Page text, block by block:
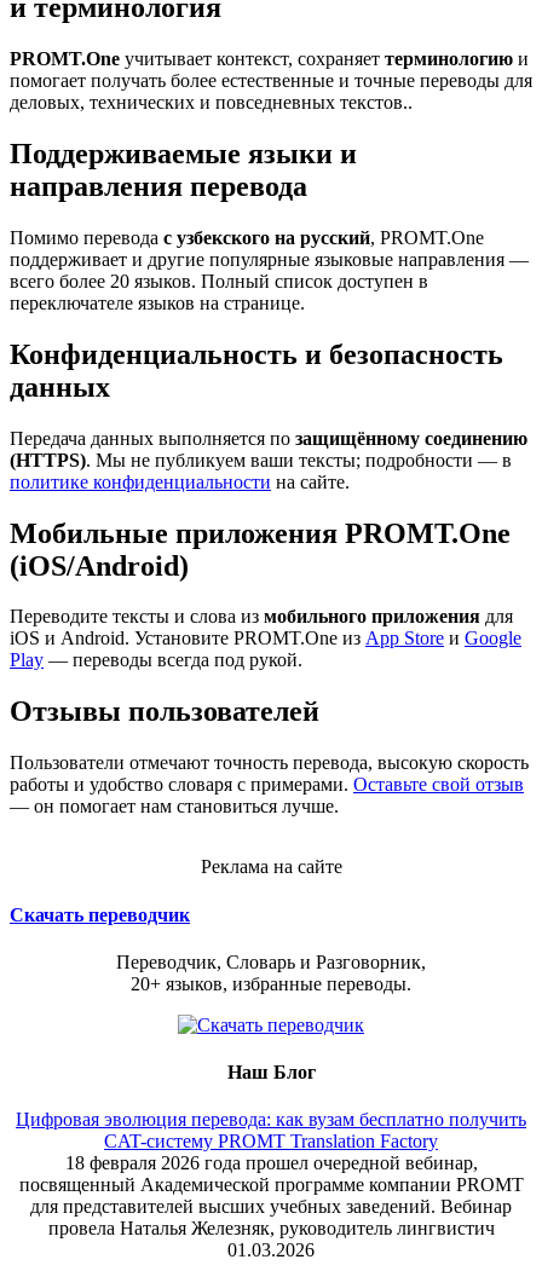
и терминология
PROMT.One учитывает контекст, сохраняет терминологию и
помогает получать более естественные и точные переводы для
деловых, технических и повседневных текстов..
Поддерживаемые языки и
направления перевода
Помимо перевода с узбекского на русский, PROMT.One
поддерживает и другие популярные языковые направления —
всего более 20 языков. Полный список доступен в
переключателе языков на странице.
Конфиденциальность и безопасность
данных
Передача данных выполняется по защищённому соединению
(HTTPS). Мы не публикуем ваши тексты; подробности — в
политике конфиденциальности на сайте.
Мобильные приложения PROMT.One
(iOS/Android)
Переводите тексты и слова из мобильного приложения для
iOS и Android. Установите PROMT.One из App Store и Google
Play — переводы всегда под рукой.
Отзывы пользователей
Пользователи отмечают точность перевода, высокую скорость
работы и удобство словаря с примерами. Оставьте свой отзыв
— он помогает нам становиться лучше.
Реклама на сайте
Скачать переводчик
Переводчик, Словарь и Разговорник,
20+ языков, избранные переводы.
Наш Блог
Цифровая эволюция перевода: как вузам бесплатно получить
CAT-систему PROMT Translation Factory
18 февраля 2026 года прошел очередной вебинар,
посвященный Академической программе компании PROMT
для представителей высших учебных заведений. Вебинар
провела Наталья Железняк, руководитель лингвистич
01.03.2026